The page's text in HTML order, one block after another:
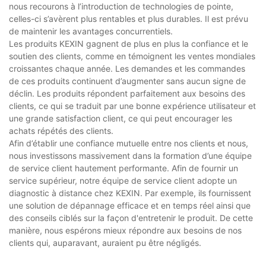
nous recourons à l’introduction de technologies de pointe,
celles-ci s’avèrent plus rentables et plus durables. Il est prévu
de maintenir les avantages concurrentiels.
Les produits KEXIN gagnent de plus en plus la confiance et le
soutien des clients, comme en témoignent les ventes mondiales
croissantes chaque année. Les demandes et les commandes
de ces produits continuent d’augmenter sans aucun signe de
déclin. Les produits répondent parfaitement aux besoins des
clients, ce qui se traduit par une bonne expérience utilisateur et
une grande satisfaction client, ce qui peut encourager les
achats répétés des clients.
Afin d’établir une confiance mutuelle entre nos clients et nous,
nous investissons massivement dans la formation d’une équipe
de service client hautement performante. Afin de fournir un
service supérieur, notre équipe de service client adopte un
diagnostic à distance chez KEXIN. Par exemple, ils fournissent
une solution de dépannage efficace et en temps réel ainsi que
des conseils ciblés sur la façon d'entretenir le produit. De cette
manière, nous espérons mieux répondre aux besoins de nos
clients qui, auparavant, auraient pu être négligés.